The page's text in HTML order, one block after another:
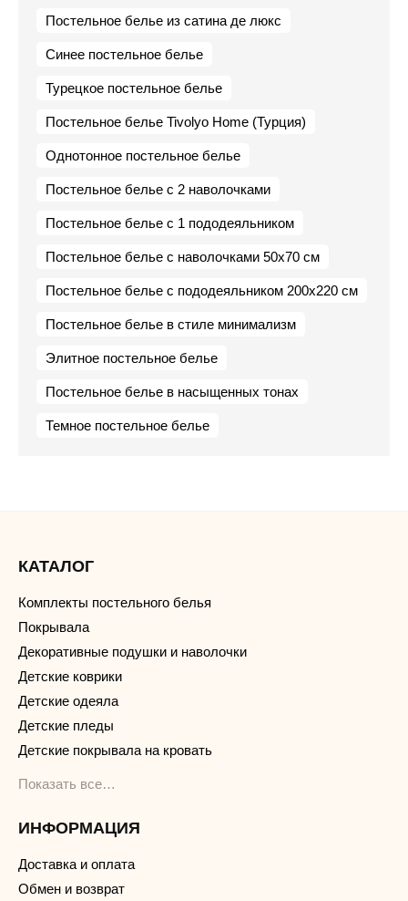
Постельное белье из сатина де люкс
Синее постельное белье
Турецкое постельное белье
Постельное белье Tivolyo Home (Турция)
Однотонное постельное белье
Постельное белье с 2 наволочками
Постельное белье с 1 пододеяльником
Постельное белье с наволочками 50х70 см
Постельное белье с пододеяльником 200х220 см
Постельное белье в стиле минимализм
Элитное постельное белье
Постельное белье в насыщенных тонах
Темное постельное белье
КАТАЛОГ
Комплекты постельного белья
Покрывала
Декоративные подушки и наволочки
Детские коврики
Детские одеяла
Детские пледы
Детские покрывала на кровать
Показать все…
ИНФОРМАЦИЯ
Доставка и оплата
Обмен и возврат